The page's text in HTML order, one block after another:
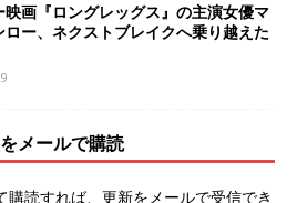
映画『ロングレッグス』の主演女優マ
ロー、ネクストブレイクへ乗り越えた
メールで購読
購読すれば、更新をメールで受信でき